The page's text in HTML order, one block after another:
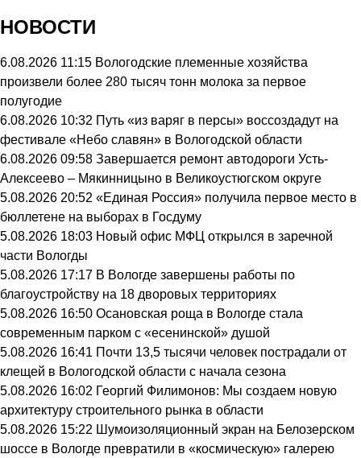
НОВОСТИ
6.08.2026 11:15 Вологодские племенные хозяйства
произвели более 280 тысяч тонн молока за первое
полугодие
6.08.2026 10:32 Путь «из варяг в персы» воссоздадут на
фестивале «Небо славян» в Вологодской области
6.08.2026 09:58 Завершается ремонт автодороги Усть-
Алексеево – Мякинницыно в Великоустюгском округе
5.08.2026 20:52 «Единая Россия» получила первое место в
бюллетене на выборах в Госдуму
5.08.2026 18:03 Новый офис МФЦ открылся в заречной
части Вологды
5.08.2026 17:17 В Вологде завершены работы по
благоустройству на 18 дворовых территориях
5.08.2026 16:50 Осановская роща в Вологде стала
современным парком с «есенинской» душой
5.08.2026 16:41 Почти 13,5 тысячи человек пострадали от
клещей в Вологодской области с начала сезона
5.08.2026 16:02 Георгий Филимонов: Мы создаем новую
архитектуру строительного рынка в области
5.08.2026 15:22 Шумоизоляционный экран на Белозерском
шоссе в Вологде превратили в «космическую» галерею